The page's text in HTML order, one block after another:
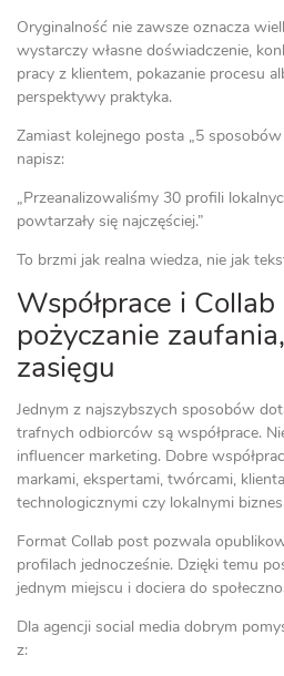
Oryginalność nie zawsze oznacza
wystarczy własne doświadczenie,
pracy z klientem, pokazanie procesu
perspektywy praktyka.
Zamiast kolejnego posta „5
napisz:
„Przeanalizowaliśmy 30 profili
powtarzały się najczęściej.”
To brzmi jak realna wiedza, nie jak
Współprace i Collab
pożyczanie
zasięgu
Jednym z najszybszych sposobów
trafnych odbiorców są współprace.
influencer marketing. Dobre
markami, ekspertami, twórcami,
technologicznymi czy lokalnymi
Format Collab post pozwala
profilach jednocześnie. Dzięki temu
jednym miejscu i dociera do
Dla agencji social media dobrym
z: